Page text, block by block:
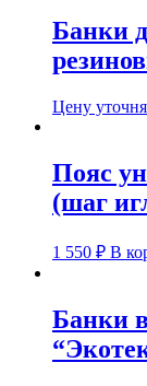
Банки
Цену
Пояс
(шаг
1 550 ₽ В
Банки